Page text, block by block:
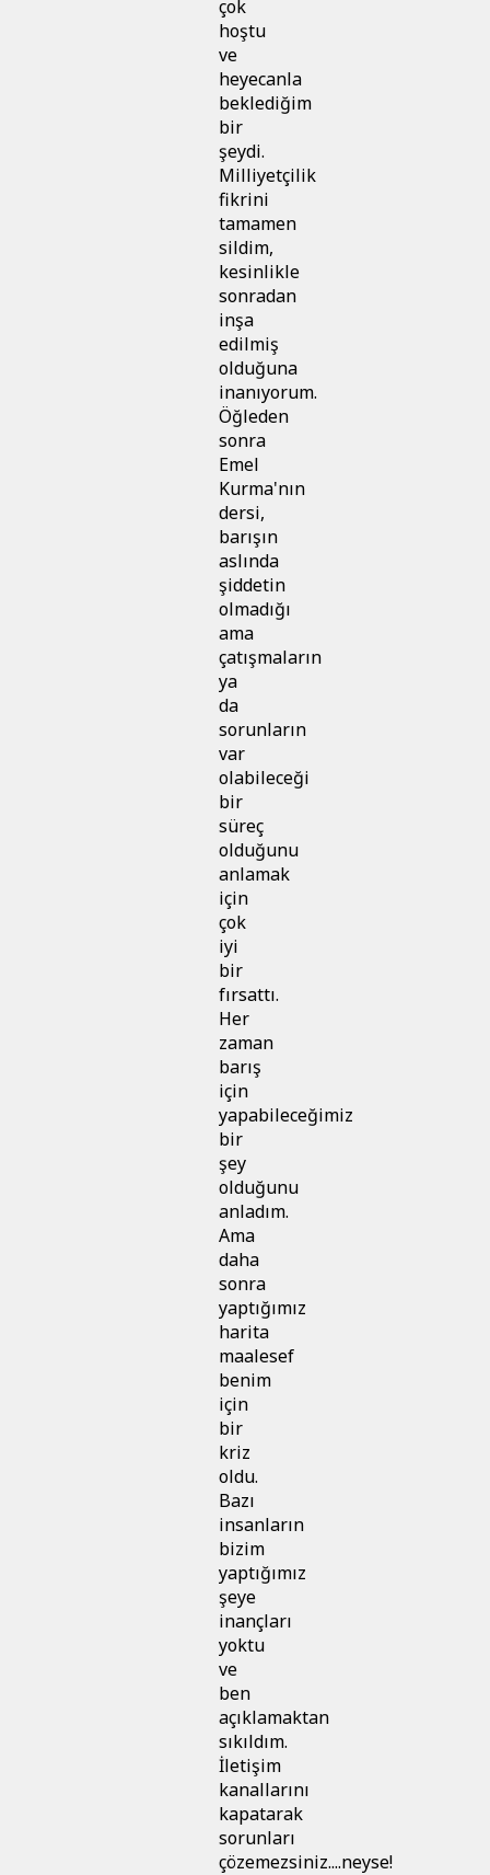
çok
hoştu
ve
heyecanla
beklediğim
bir
şeydi.
Milliyetçilik
fikrini
tamamen
sildim,
kesinlikle
sonradan
inşa
edilmiş
olduğuna
inanıyorum.
Öğleden
sonra
Emel
Kurma'nın
dersi,
barışın
aslında
şiddetin
olmadığı
ama
çatışmaların
ya
da
sorunların
var
olabileceği
bir
süreç
olduğunu
anlamak
için
çok
iyi
bir
fırsattı.
Her
zaman
barış
için
yapabileceğimiz
bir
şey
olduğunu
anladım.
Ama
daha
sonra
yaptığımız
harita
maalesef
benim
için
bir
kriz
oldu.
Bazı
insanların
bizim
yaptığımız
şeye
inançları
yoktu
ve
ben
açıklamaktan
sıkıldım.
İletişim
kanallarını
kapatarak
sorunları
çözemezsiniz....neyse!